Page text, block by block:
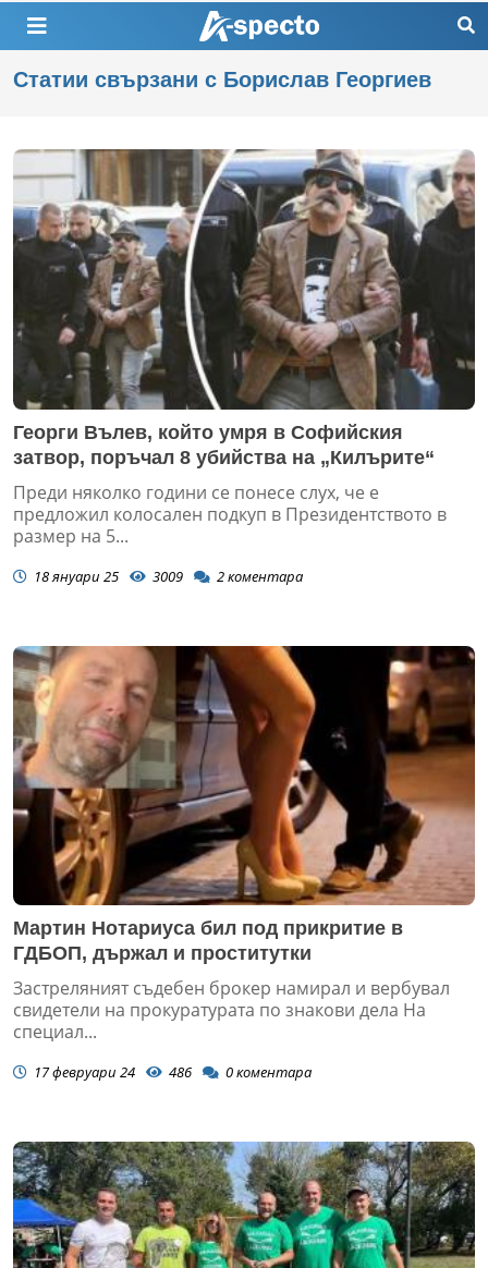
Статии свързани с Борислав Георгиев
Георги Вълев, който умря в Софийския
затвор, поръчал 8 убийства на „Килърите“
Преди няколко години се понесе слух, че е
предложил колосален подкуп в Президентството в
размер на 5...
18 януари 25 3009 2коментара
Мартин Нотариуса бил под прикритие в
ГДБОП, държал и проститутки
Застреляният съдебен брокер намирал и вербувал
свидетели на прокуратурата по знакови дела На
специал...
17 февруари 24 486 0коментара